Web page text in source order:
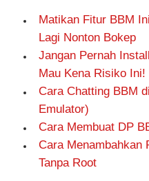
Matikan Fitur BBM
Lagi Nonton Bokep
Jangan Pernah
Mau Kena Risiko Ini!
Cara Chatting BBM
Emulator)
Cara Membuat DP
Cara Menambahkan
Tanpa Root